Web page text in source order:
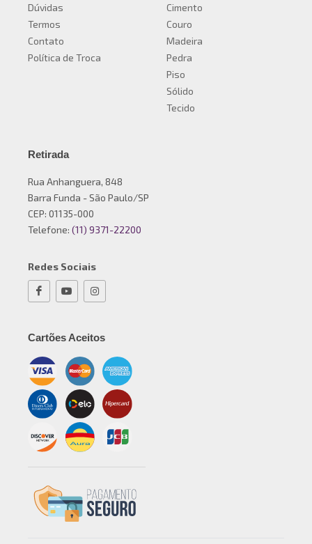
Dúvidas
Termos
Contato
Política de Troca
Cimento
Couro
Madeira
Pedra
Piso
Sólido
Tecido
Retirada
Rua Anhanguera, 848
Barra Funda - São Paulo/SP
CEP: 01135-000
Telefone: (11) 9371-22200
Redes Sociais
Cartões Aceitos